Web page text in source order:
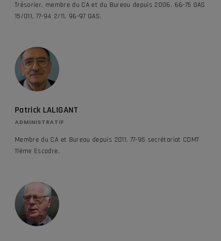
Trésorier, membre du CA et du Bureau depuis 2006. 66-75 GAS
15/011, 77-94 2/11, 96-97 GAS.
Patrick LALIGANT
ADMINISTRATIF
Membre du CA et Bureau depuis 2011. 77-95 secrétariat CDMT
11ème Escadre.